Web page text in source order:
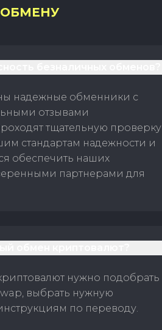
надежные обменники с
отзывами
тщательную проверку
стандартам надежности и
обеспечить наших
партнерами для
нужно подобрать
выбрать нужную
по переводу.